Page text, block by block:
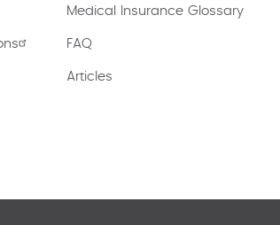
Medical Insurance Glossary
FAQ
Articles